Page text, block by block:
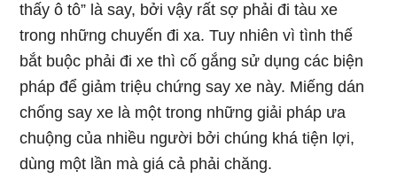
thấy ô tô” là say, bởi vậy rất sợ phải đi tàu xe
trong những chuyến đi xa. Tuy nhiên vì tình thế
bắt buộc phải đi xe thì cố gắng sử dụng các biện
pháp để giảm triệu chứng say xe này. Miếng dán
chống say xe là một trong những giải pháp ưa
chuộng của nhiều người bởi chúng khá tiện lợi,
dùng một lần mà giá cả phải chăng.